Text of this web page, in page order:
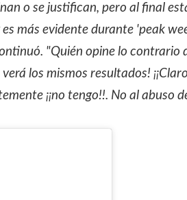
o se justifican, pero al final
más evidente durante 'peak
"Quién opine lo contrario
los mismos resultados!
¡¡no tengo!!. No al abuso